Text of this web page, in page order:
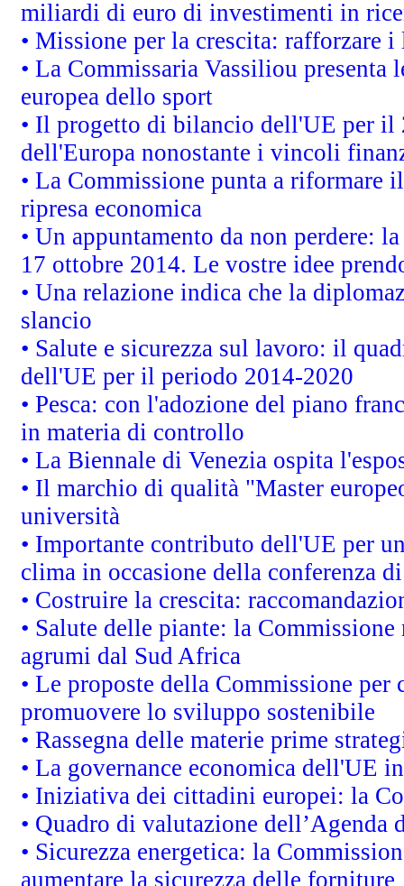
miliardi di euro di investimenti in
• Missione per la crescita: rafforzare
• La Commissaria Vassiliou
europea dello sport
• Il progetto di bilancio dell'UE per il
dell'Europa nonostante i vincoli
• La Commissione punta a riformare
ripresa economica
• Un appuntamento da non perdere:
17 ottobre 2014. Le vostre idee
• Una relazione indica che la
slancio
• Salute e sicurezza sul lavoro: il
dell'UE per il periodo 2014-2020
• Pesca: con l'adozione del piano
in materia di controllo
• La Biennale di Venezia ospita
• Il marchio di qualità "Master
università
• Importante contributo dell'UE per
clima in occasione della conferenza
• Costruire la crescita:
• Salute delle piante: la
agrumi dal Sud Africa
• Le proposte della Commissione
promuovere lo sviluppo sostenibile
• Rassegna delle materie prime
• La governance economica dell'UE
• Iniziativa dei cittadini europei: la
• Quadro di valutazione
• Sicurezza energetica: la
aumentare la sicurezza delle forniture